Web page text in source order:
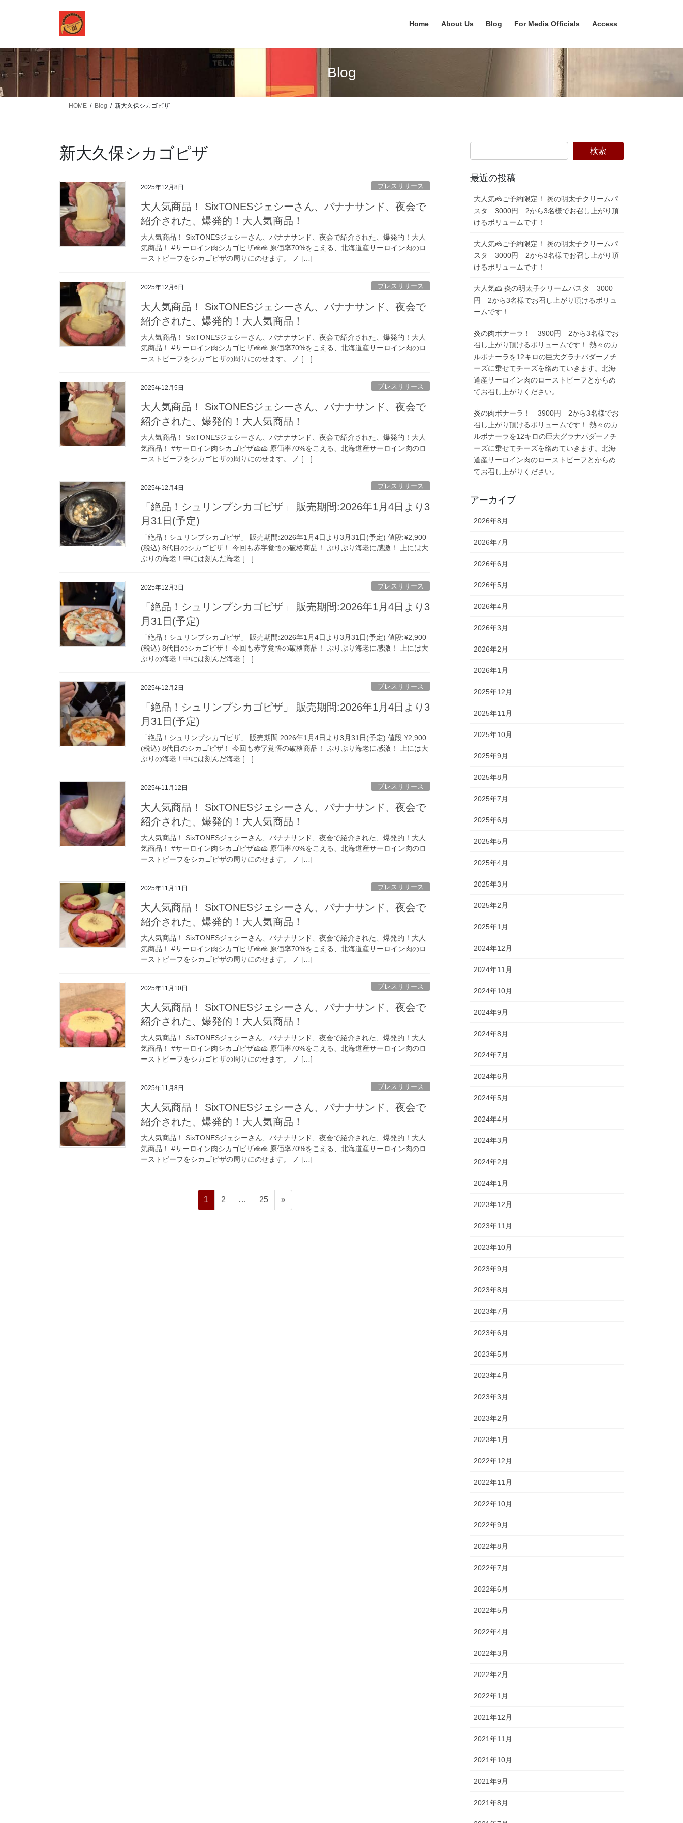
ツ
に
移
動
シ
ョ
ン
に
Home About Us Blog For Media Officials Access
Blog
HOME Blog 新大久保シカゴピザ
新大久保シカゴピザ
2025年12月8日 プレスリリース
大人気商品！ SixTONESジェシーさん、バナナサンド、夜会で
紹介された、爆発的！大人気商品！
大人気商品！ SixTONESジェシーさん、バナナサンド、夜会で紹介された、爆発的！大人
気商品！ #サーロイン肉シカゴピザ🧀🧀 原価率70%をこえる、北海道産サーロイン肉のロ
ーストビーフをシカゴピザの周りにのせます。 ノ […]
2025年12月6日 プレスリリース
大人気商品！ SixTONESジェシーさん、バナナサンド、夜会で
紹介された、爆発的！大人気商品！
大人気商品！ SixTONESジェシーさん、バナナサンド、夜会で紹介された、爆発的！大人
気商品！ #サーロイン肉シカゴピザ🧀🧀 原価率70%をこえる、北海道産サーロイン肉のロ
ーストビーフをシカゴピザの周りにのせます。 ノ […]
2025年12月5日 プレスリリース
大人気商品！ SixTONESジェシーさん、バナナサンド、夜会で
紹介された、爆発的！大人気商品！
大人気商品！ SixTONESジェシーさん、バナナサンド、夜会で紹介された、爆発的！大人
気商品！ #サーロイン肉シカゴピザ🧀🧀 原価率70%をこえる、北海道産サーロイン肉のロ
ーストビーフをシカゴピザの周りにのせます。 ノ […]
2025年12月4日 プレスリリース
「絶品！シュリンプシカゴピザ」 販売期間:2026年1月4日より3
月31日(予定)
「絶品！シュリンプシカゴピザ」 販売期間:2026年1月4日より3月31日(予定) 値段:¥2,900
(税込) 8代目のシカゴピザ！ 今回も赤字覚悟の破格商品！ ぷりぷり海老に感激！ 上には大
ぶりの海老！中には刻んだ海老 […]
2025年12月3日 プレスリリース
「絶品！シュリンプシカゴピザ」 販売期間:2026年1月4日より3
月31日(予定)
「絶品！シュリンプシカゴピザ」 販売期間:2026年1月4日より3月31日(予定) 値段:¥2,900
(税込) 8代目のシカゴピザ！ 今回も赤字覚悟の破格商品！ ぷりぷり海老に感激！ 上には大
ぶりの海老！中には刻んだ海老 […]
2025年12月2日 プレスリリース
「絶品！シュリンプシカゴピザ」 販売期間:2026年1月4日より3
月31日(予定)
「絶品！シュリンプシカゴピザ」 販売期間:2026年1月4日より3月31日(予定) 値段:¥2,900
(税込) 8代目のシカゴピザ！ 今回も赤字覚悟の破格商品！ ぷりぷり海老に感激！ 上には大
ぶりの海老！中には刻んだ海老 […]
2025年11月12日 プレスリリース
大人気商品！ SixTONESジェシーさん、バナナサンド、夜会で
紹介された、爆発的！大人気商品！
大人気商品！ SixTONESジェシーさん、バナナサンド、夜会で紹介された、爆発的！大人
気商品！ #サーロイン肉シカゴピザ🧀🧀 原価率70%をこえる、北海道産サーロイン肉のロ
ーストビーフをシカゴピザの周りにのせます。 ノ […]
2025年11月11日 プレスリリース
大人気商品！ SixTONESジェシーさん、バナナサンド、夜会で
紹介された、爆発的！大人気商品！
大人気商品！ SixTONESジェシーさん、バナナサンド、夜会で紹介された、爆発的！大人
気商品！ #サーロイン肉シカゴピザ🧀🧀 原価率70%をこえる、北海道産サーロイン肉のロ
ーストビーフをシカゴピザの周りにのせます。 ノ […]
2025年11月10日 プレスリリース
大人気商品！ SixTONESジェシーさん、バナナサンド、夜会で
紹介された、爆発的！大人気商品！
大人気商品！ SixTONESジェシーさん、バナナサンド、夜会で紹介された、爆発的！大人
気商品！ #サーロイン肉シカゴピザ🧀🧀 原価率70%をこえる、北海道産サーロイン肉のロ
ーストビーフをシカゴピザの周りにのせます。 ノ […]
2025年11月8日 プレスリリース
大人気商品！ SixTONESジェシーさん、バナナサンド、夜会で
紹介された、爆発的！大人気商品！
大人気商品！ SixTONESジェシーさん、バナナサンド、夜会で紹介された、爆発的！大人
気商品！ #サーロイン肉シカゴピザ🧀🧀 原価率70%をこえる、北海道産サーロイン肉のロ
ーストビーフをシカゴピザの周りにのせます。 ノ […]
ペ
ー
1
ペ
ー
2 …
ペ
ー
25 »
最近の投稿
大人気🧀ご予約限定！ 炎の明太子クリームパ
スタ 3000円 2から3名様でお召し上がり頂
けるボリュームです！
大人気🧀ご予約限定！ 炎の明太子クリームパ
スタ 3000円 2から3名様でお召し上がり頂
けるボリュームです！
大人気🧀 炎の明太子クリームパスタ 3000
円 2から3名様でお召し上がり頂けるボリュ
ームです！
炎の肉ボナーラ！ 3900円 2から3名様でお
召し上がり頂けるボリュームです！ 熱々のカ
ルボナーラを12キロの巨大グラナパダーノチ
ーズに乗せてチーズを絡めていきます。北海
道産サーロイン肉のローストビーフとからめ
てお召し上がりください。
炎の肉ボナーラ！ 3900円 2から3名様でお
召し上がり頂けるボリュームです！ 熱々のカ
ルボナーラを12キロの巨大グラナパダーノチ
ーズに乗せてチーズを絡めていきます。北海
道産サーロイン肉のローストビーフとからめ
てお召し上がりください。
アーカイブ
2026年8月
2026年7月
2026年6月
2026年5月
2026年4月
2026年3月
2026年2月
2026年1月
2025年12月
2025年11月
2025年10月
2025年9月
2025年8月
2025年7月
2025年6月
2025年5月
2025年4月
2025年3月
2025年2月
2025年1月
2024年12月
2024年11月
2024年10月
2024年9月
2024年8月
2024年7月
2024年6月
2024年5月
2024年4月
2024年3月
2024年2月
2024年1月
2023年12月
2023年11月
2023年10月
2023年9月
2023年8月
2023年7月
2023年6月
2023年5月
2023年4月
2023年3月
2023年2月
2023年1月
2022年12月
2022年11月
2022年10月
2022年9月
2022年8月
2022年7月
2022年6月
2022年5月
2022年4月
2022年3月
2022年2月
2022年1月
2021年12月
2021年11月
2021年10月
2021年9月
2021年8月